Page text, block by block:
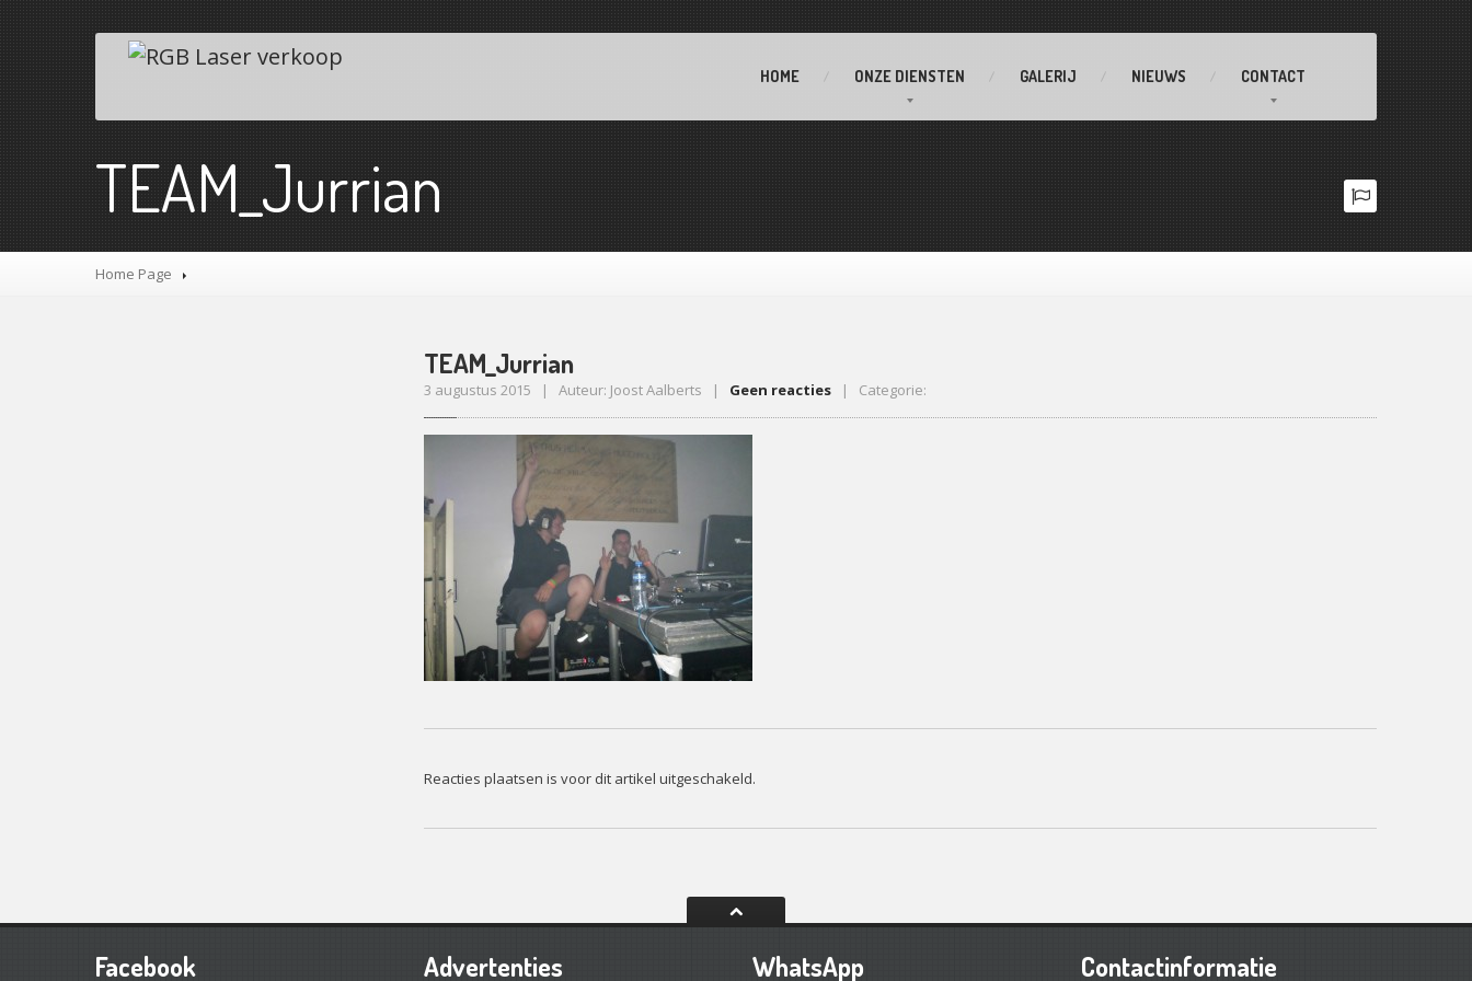
HOME ONZE DIENSTEN GALERIJ NIEUWS CONTACT
TEAM_Jurrian
Home Page
TEAM_Jurrian
3 augustus 2015 | Auteur: Joost Aalberts | Geen reacties | Categorie:
Reacties plaatsen is voor dit artikel uitgeschakeld.
Facebook Advertenties WhatsApp Contactinformatie